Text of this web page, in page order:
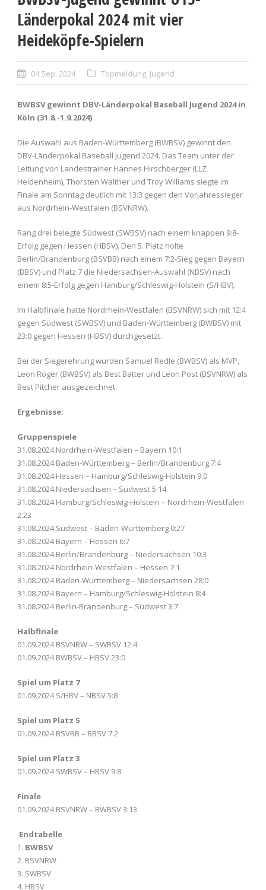
Länderpokal 2024 mit vier
Heideköpfe-Spielern
04 Sep. 2024 Topmeldung, Jugend
BWBSV gewinnt DBV-Länderpokal Baseball Jugend 2024 in
Köln (31.8.-1.9.2024)
Die Auswahl aus Baden-Württemberg (BWBSV) gewinnt den
DBV-Länderpokal Baseball Jugend 2024. Das Team unter der
Leitung von Landestrainer Hannes Hirschberger (LLZ
Heidenheim), Thorsten Walther und Troy Williams siegte im
Finale am Sonntag deutlich mit 13:3 gegen den Vorjahressieger
aus Nordrhein-Westfalen (BSVNRW).
Rang drei belegte Südwest (SWBSV) nach einem knappen 9:8-
Erfolg gegen Hessen (HBSV). Den 5. Platz holte
Berlin/Brandenburg (BSVBB) nach einem 7:2-Sieg gegen Bayern
(BBSV) und Platz 7 die Niedersachsen-Auswahl (NBSV) nach
einem 8:5-Erfolg gegen Hamburg/Schleswig-Holstein (S/HBV).
Im Halbfinale hatte Nordrhein-Westfalen (BSVNRW) sich mit 12:4
gegen Südwest (SWBSV) und Baden-Württemberg (BWBSV) mit
23:0 gegen Hessen (HBSV) durchgesetzt.
Bei der Siegerehrung wurden Samuel Redle (BWBSV) als MVP,
Leon Röger (BWBSV) als Best Batter und Leon Post (BSVNRW) als
Best Pitcher ausgezeichnet.
Ergebnisse:
Gruppenspiele
31.08.2024 Nordrhein-Westfalen – Bayern 10:1
31.08.2024 Baden-Württemberg – Berlin/Brandenburg 7:4
31.08.2024 Hessen – Hamburg/Schleswig-Holstein 9:0
31.08.2024 Niedersachsen – Südwest 5:14
31.08.2024 Hamburg/Schleswig-Holstein – Nordrhein-Westfalen
2:23
31.08.2024 Südwest – Baden-Württemberg 0:27
31.08.2024 Bayern – Hessen 6:7
31.08.2024 Berlin/Brandenburg – Niedersachsen 10:3
31.08.2024 Nordrhein-Westfalen – Hessen 7:1
31.08.2024 Baden-Württemberg – Niedersachsen 28:0
31.08.2024 Bayern – Hamburg/Schleswig-Holstein 8:4
31.08.2024 Berlin-Brandenburg – Südwest 3:7
Halbfinale
01.09.2024 BSVNRW – SWBSV 12:4
01.09.2024 BWBSV – HBSV 23:0
Spiel um Platz 7
01.09.2024 S/HBV – NBSV 5:8
Spiel um Platz 5
01.09.2024 BSVBB – BBSV 7:2
Spiel um Platz 3
01.09.2024 SWBSV – HBSV 9:8
Finale
01.09.2024 BSVNRW – BWBSV 3:13
Endtabelle
1. BWBSV
2. BSVNRW
3. SWBSV
4. HBSV